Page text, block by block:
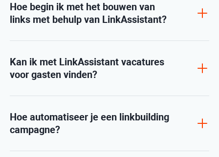
Hoe begin ik met het bouwen van
links met behulp van LinkAssistant?
Kan ik met LinkAssistant vacatures
voor gasten vinden?
Hoe automatiseer je een linkbuilding
campagne?